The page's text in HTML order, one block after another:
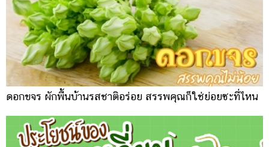
ดอกขจร ผักพื้นบ้านรสชาติอร่อย สรรพคุณก็ใช่ย่อยซะที่ไหน